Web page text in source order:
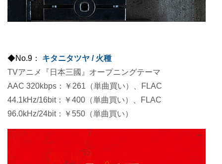
◆No.9： キタニタツヤ / 火種
TVアニメ『日本三國』オープニングテーマ
AAC 320kbps：￥261（単曲買い）、FLAC
44.1kHz/16bit：￥400（単曲買い）、FLAC
96.0kHz/24bit：￥550（単曲買い）